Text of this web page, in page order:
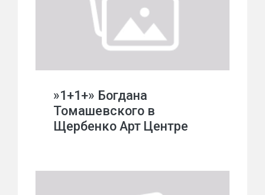
»1+1+» Богдана
Томашевского в
Щербенко Арт Центре